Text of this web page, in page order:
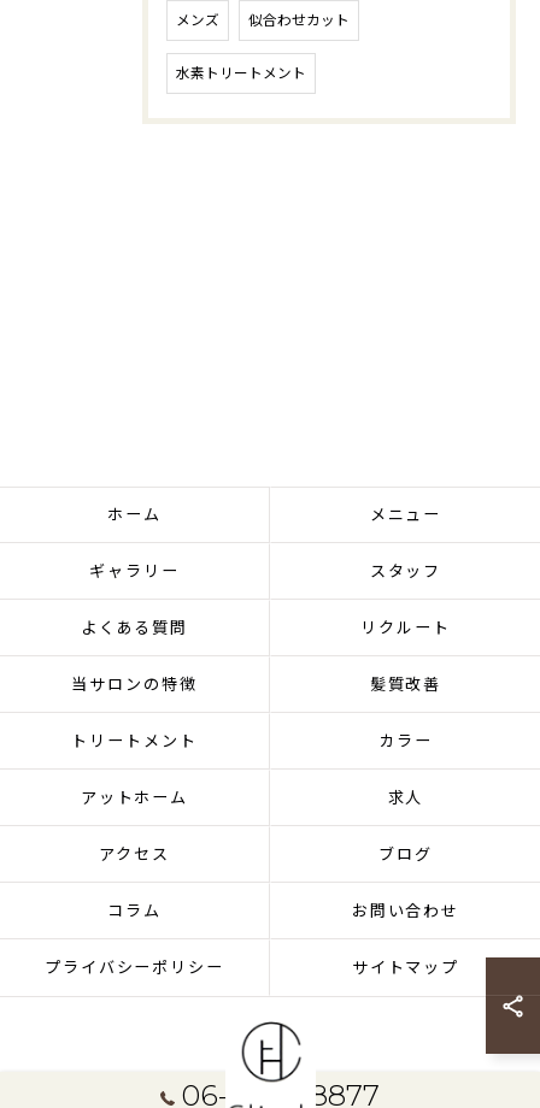
メンズ 似合わせカット
水素トリートメント
06-7896-8877
ホーム メニュー
ギャラリー スタッフ
よくある質問 リクルート
当サロンの特徴 髪質改善
トリートメント カラー
アットホーム 求人
アクセス ブログ
コラム お問い合わせ
プライバシーポリシー サイトマップ